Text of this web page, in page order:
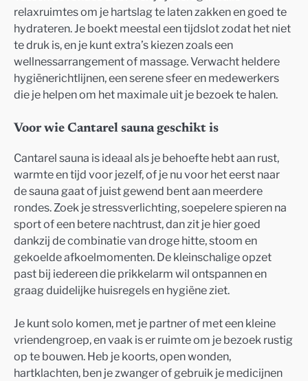
relaxruimtes om je hartslag te laten zakken en goed te
hydrateren. Je boekt meestal een tijdslot zodat het niet
te druk is, en je kunt extra’s kiezen zoals een
wellnessarrangement of massage. Verwacht heldere
hygiënerichtlijnen, een serene sfeer en medewerkers
die je helpen om het maximale uit je bezoek te halen.
Voor wie Cantarel sauna geschikt is
Cantarel sauna is ideaal als je behoefte hebt aan rust,
warmte en tijd voor jezelf, of je nu voor het eerst naar
de sauna gaat of juist gewend bent aan meerdere
rondes. Zoek je stressverlichting, soepelere spieren na
sport of een betere nachtrust, dan zit je hier goed
dankzij de combinatie van droge hitte, stoom en
gekoelde afkoelmomenten. De kleinschalige opzet
past bij iedereen die prikkelarm wil ontspannen en
graag duidelijke huisregels en hygiëne ziet.
Je kunt solo komen, met je partner of met een kleine
vriendengroep, en vaak is er ruimte om je bezoek rustig
op te bouwen. Heb je koorts, open wonden,
hartklachten, ben je zwanger of gebruik je medicijnen